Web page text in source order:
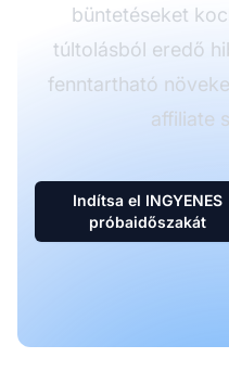
büntetéseket
túltolásból eredő
fenntartható
affiliate
Indítsa el INGYENES
próbaidőszakát